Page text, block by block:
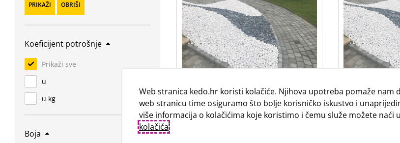
PRIKAŽI OBRIŠI
Koeficijent potrošnje
Prikaži sve
u
u kg
Boja
Oblutci SEMMELROCK granulacija
25-40 mm siva - 25 kg
Oblutci
40-60
Web stranica kedo.hr koristi kolačiće. Njihova upotreba pomaže nam
web stranicu time osiguramo što bolje korisničko iskustvo i
više informacija o kolačićima koje koristimo i čemu služe možete naći
kolačića.